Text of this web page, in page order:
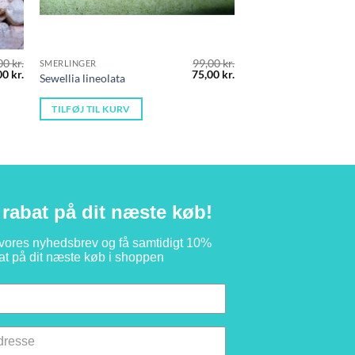
kr.
kr. Den
aktuelle
pris
79,00 kr..
SMERLINGER
Sewellia lineolata
99,00kr.
Den
oprindelige
75,00 kr.
TILFØJ TIL KURV
rabat på dit næste køb!
nyhedsbrev og få samtidigt 10%
på dit næste køb i shoppen